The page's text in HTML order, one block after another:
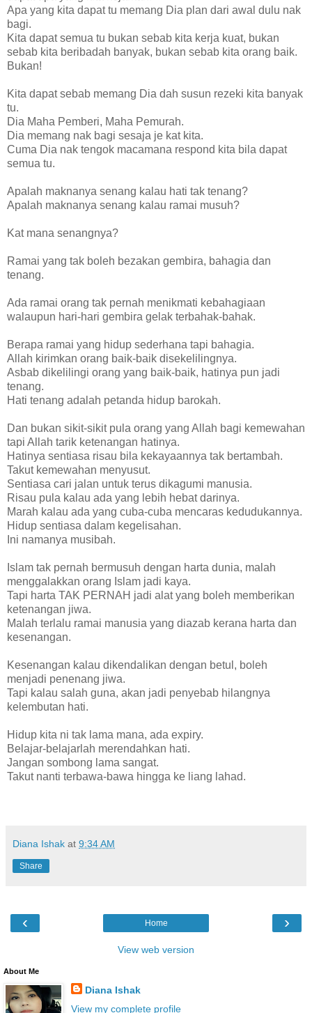
Apa yang kita dapat tu memang Dia plan dari awal dulu nak
bagi.
Kita dapat semua tu bukan sebab kita kerja kuat, bukan
sebab kita beribadah banyak, bukan sebab kita orang baik.
Bukan!
Kita dapat sebab memang Dia dah susun rezeki kita banyak
tu.
Dia Maha Pemberi, Maha Pemurah.
Dia memang nak bagi sesaja je kat kita.
Cuma Dia nak tengok macamana respond kita bila dapat
semua tu.
Apalah maknanya senang kalau hati tak tenang?
Apalah maknanya senang kalau ramai musuh?
Kat mana senangnya?
Ramai yang tak boleh bezakan gembira, bahagia dan
tenang.
Ada ramai orang tak pernah menikmati kebahagiaan
walaupun hari-hari gembira gelak terbahak-bahak.
Berapa ramai yang hidup sederhana tapi bahagia.
Allah kirimkan orang baik-baik disekelilingnya.
Asbab dikelilingi orang yang baik-baik, hatinya pun jadi
tenang.
Hati tenang adalah petanda hidup barokah.
Dan bukan sikit-sikit pula orang yang Allah bagi kemewahan
tapi Allah tarik ketenangan hatinya.
Hatinya sentiasa risau bila kekayaannya tak bertambah.
Takut kemewahan menyusut.
Sentiasa cari jalan untuk terus dikagumi manusia.
Risau pula kalau ada yang lebih hebat darinya.
Marah kalau ada yang cuba-cuba mencaras kedudukannya.
Hidup sentiasa dalam kegelisahan.
Ini namanya musibah.
Islam tak pernah bermusuh dengan harta dunia, malah
menggalakkan orang Islam jadi kaya.
Tapi harta TAK PERNAH jadi alat yang boleh memberikan
ketenangan jiwa.
Malah terlalu ramai manusia yang diazab kerana harta dan
kesenangan.
Kesenangan kalau dikendalikan dengan betul, boleh
menjadi penenang jiwa.
Tapi kalau salah guna, akan jadi penyebab hilangnya
kelembutan hati.
Hidup kita ni tak lama mana, ada expiry.
Belajar-belajarlah merendahkan hati.
Jangan sombong lama sangat.
Takut nanti terbawa-bawa hingga ke liang lahad.
Diana Ishak at 9:34 AM
Share
‹ ›
Home
View web version
About Me
Diana Ishak
View my complete profile